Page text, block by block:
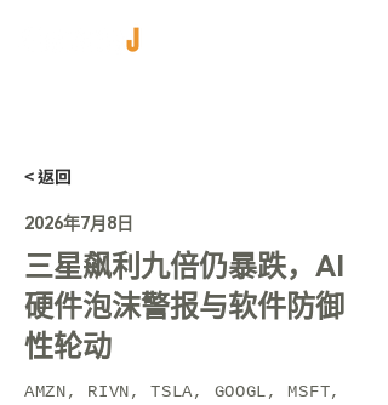
< 返回
2026年7月8日
三星飙利九倍仍暴跌，AI
硬件泡沫警报与软件防御
性轮动
AMZN, RIVN, TSLA, GOOGL, MSFT,